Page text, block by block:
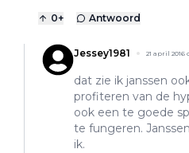
0+ Antwoord
Jessey1981 21 april 2016
dat zie ik janssen
profiteren van de
ook een te goede
te fungeren.
ik.